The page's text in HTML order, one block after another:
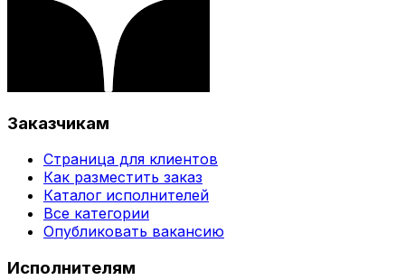
Заказчикам
Страница для клиентов
Как разместить заказ
Каталог исполнителей
Все категории
Опубликовать вакансию
Исполнителям